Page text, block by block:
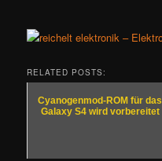
RELATED POSTS:
Cyanogenmod-ROM für das
Galaxy S4 wird vorbereitet